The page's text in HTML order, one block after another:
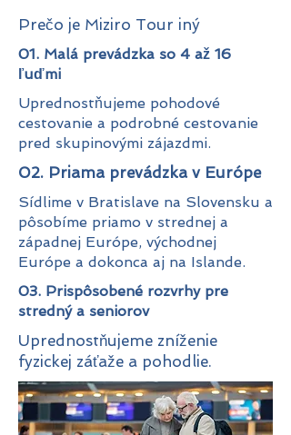
Prečo je Miziro Tour iný
01. Malá prevádzka so 4 až 16
ľuďmi
Uprednostňujeme pohodové
cestovanie a podrobné cestovanie
pred skupinovými zájazdmi.
02. Priama prevádzka v Európe
Sídlime v Bratislave na Slovensku a
pôsobíme priamo v strednej a
západnej Európe, východnej
Európe a dokonca aj na Islande.
03. Prispôsobené rozvrhy pre
stredný a seniorov
Uprednostňujeme zníženie
fyzickej záťaže a pohodlie.